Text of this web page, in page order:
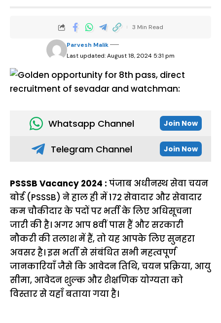
Last updated: August 18, 2024 5:31 pm
Parvesh Malik
3 Min Read
Whatsapp Channel Join Now
Telegram Channel Join Now
PSSSB Vacancy 2024 : पंजाब अधीनस्थ सेवा चयन
बोर्ड (PSSSB) ने हाल ही में 172 सेवादार और सेवादार
कम चौकीदार के पदों पर भर्ती के लिए अधिसूचना
जारी की है। अगर आप 8वीं पास हैं और सरकारी
नौकरी की तलाश में हैं, तो यह आपके लिए सुनहरा
अवसर है। इस भर्ती से संबंधित सभी महत्वपूर्ण
जानकारियाँ जैसे कि आवेदन तिथि, चयन प्रक्रिया, आयु
सीमा, आवेदन शुल्क और शैक्षणिक योग्यता को
विस्तार से यहाँ बताया गया है।